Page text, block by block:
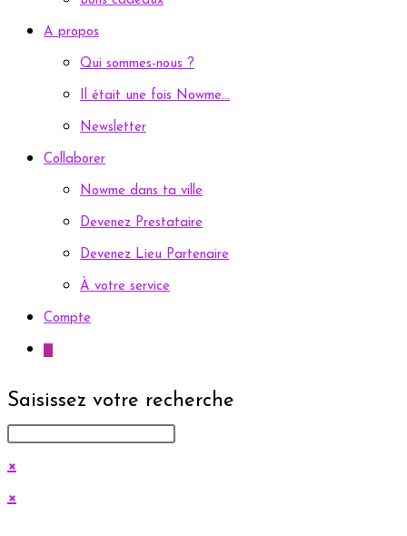
A propos
Qui sommes-nous ?
Il était une fois Nowme…
Newsletter
Collaborer
Nowme dans ta ville
Devenez Prestataire
Devenez Lieu Partenaire
À votre service
Compte
0
Saisissez votre recherche
×
×